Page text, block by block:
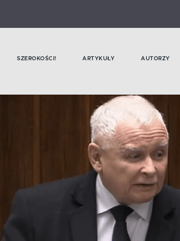
SZEROKOŚCI! ARTYKUŁY AUTORZY